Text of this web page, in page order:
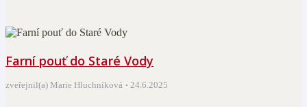
Farní pouť do Staré Vody
zveřejnil(a) Marie Hluchníková 24.6.2025